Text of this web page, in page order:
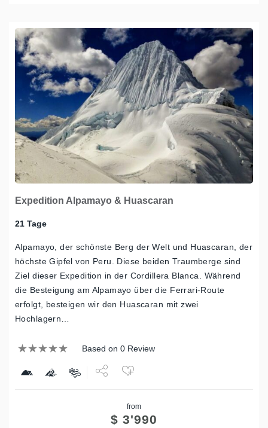
Expedition Alpamayo & Huascaran
21 Tage
Alpamayo, der schönste Berg der Welt und Huascaran, der
höchste Gipfel von Peru. Diese beiden Traumberge sind
Ziel dieser Expedition in der Cordillera Blanca. Während
die Besteigung am Alpamayo über die Ferrari-Route
erfolgt, besteigen wir den Huascaran mit zwei
Hochlagern…
Based on 0 Review
Tweet
from
$ 3'990